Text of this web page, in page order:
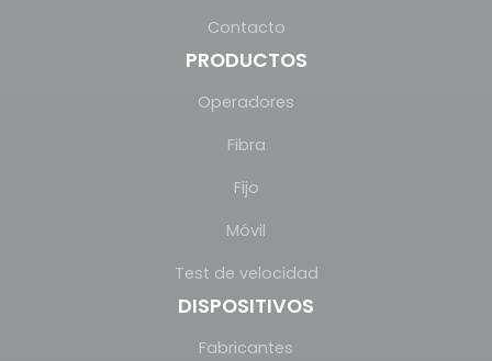
Contacto
PRODUCTOS
Operadores
Fibra
Fijo
Móvil
Test de velocidad
DISPOSITIVOS
Fabricantes